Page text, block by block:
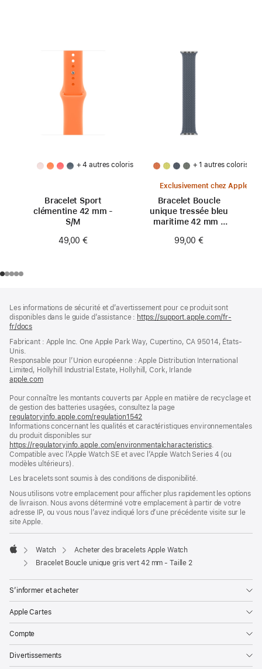
+ 4 autres coloris
Bracelet Sport
clémentine 42 mm -
S/M
49,00 €
+ 1 autres coloris
Exclusivement chez Apple
Bracelet Boucle
unique tressée bleu
maritime 42 mm -
99,00 €
de
page
de
bas
page
Les informations de sécurité et d’avertissement pour ce produit sont
disponibles dans le guide d’assistance : https://support.apple.com/fr-
fr/docs
une
fenêtre)
Fabricant : Apple Inc. One Apple Park Way, Cupertino, CA 95014, États-
Unis.
Responsable pour l’Union européenne : Apple Distribution International
Limited, Hollyhill Industrial Estate, Hollyhill, Cork, Irlande
apple.com(s’ouvre
une
nouvelle
fenêtre)
Pour connaître les montants couverts par Apple en matière de recyclage et
de gestion des batteries usagées, consultez la page
regulatoryinfo.apple.com/regulation1542
dans
nouvelle
fenêtre)
Informations concernant les qualités et caractéristiques environnementales
du produit disponibles sur
https://regulatoryinfo.apple.com/environmentalcharacteristics.
Compatible avec l’Apple Watch SE et avec l’Apple Watch Series 4 (ou
modèles ultérieurs).
Les bracelets sont soumis à des conditions de disponibilité.
Nous utilisons votre emplacement pour afficher plus rapidement les options
de livraison. Nous avons déterminé votre emplacement à partir de votre
adresse IP, ou vous nous l’avez indiqué lors d’une précédente visite sur le
site Apple.
Apple
Watch
Acheter des bracelets Apple Watch
Bracelet Boucle unique gris vert 42 mm - Taille 2
S’informer et acheter
Apple Cartes
Compte
Divertissements